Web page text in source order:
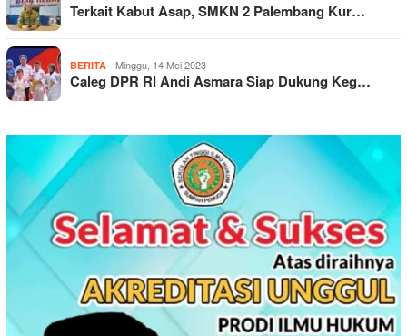
Terkait Kabut Asap, SMKN 2 Palembang Kur…
BERITA Minggu, 14 Mei 2023
Caleg DPR RI Andi Asmara Siap Dukung Keg…